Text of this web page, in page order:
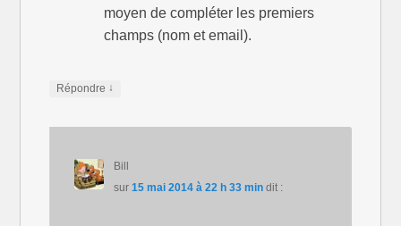
moyen de compléter les premiers
champs (nom et email).
Répondre ↓
Bill
sur 15 mai 2014 à 22 h 33 min dit :